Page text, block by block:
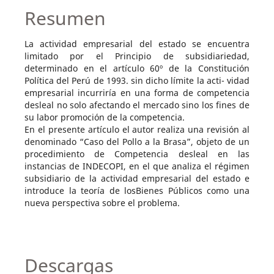
Resumen
La actividad empresarial del estado se encuentra
limitado por el Principio de subsidiariedad,
determinado en el artículo 60º de la Constitución
Política del Perú de 1993. sin dicho límite la acti- vidad
empresarial incurriría en una forma de competencia
desleal no solo afectando el mercado sino los fines de
su labor promoción de la competencia.
En el presente artículo el autor realiza una revisión al
denominado “Caso del Pollo a la Brasa”, objeto de un
procedimiento de Competencia desleal en las
instancias de INDECOPI, en el que analiza el régimen
subsidiario de la actividad empresarial del estado e
introduce la teoría de losBienes Públicos como una
nueva perspectiva sobre el problema.
Descargas